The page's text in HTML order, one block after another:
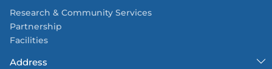
Research & Community Services
Partnership
Facilities
Address